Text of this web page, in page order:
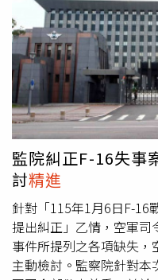
3000至1.5萬元的罰鍰。
學野生動物保育服務中心
物。近日短期連續兩起
面強化小三通安檢程序
成效。面對任何企圖循小
為，海巡絕不寬貸，將全
裝備、深化第一線人員
安全。金馬澎分署再次呼
法受罰。民眾如發現任何
案專線，海巡單位將即時
監院糾正F-16失
討精進
針對「115年1月6日F-16
提出糾正」乙情，空軍司
事件所提列之各項缺失
主動檢討。監察院針對